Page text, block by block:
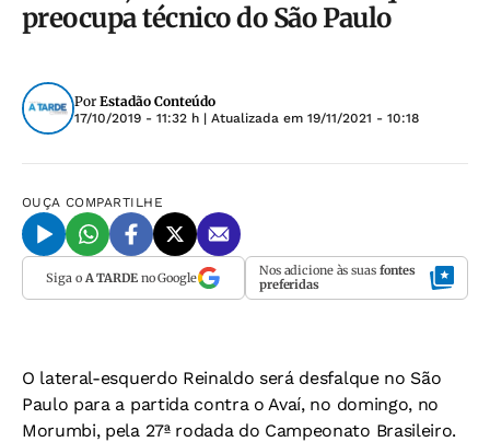
preocupa técnico do São Paulo
Por Estadão Conteúdo
17/10/2019 - 11:32 h | Atualizada em 19/11/2021 - 10:18
OUÇA COMPARTILHE
Siga o A TARDEno Google Nos adicione às suas fontes
preferidas
O lateral-esquerdo Reinaldo será desfalque no São
Paulo para a partida contra o Avaí, no domingo, no
Morumbi, pela 27ª rodada do Campeonato Brasileiro.